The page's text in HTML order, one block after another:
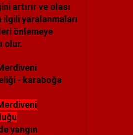
artırır ve olası
ilgili yaralanmaları
önlemeye
olur.
- karaboğa
yangın